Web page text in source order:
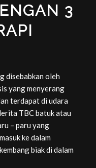
3
disebabkan oleh
yang menyerang
terdapat di udara
TBC batuk atau
– paru yang
ke dalam
biak di dalam